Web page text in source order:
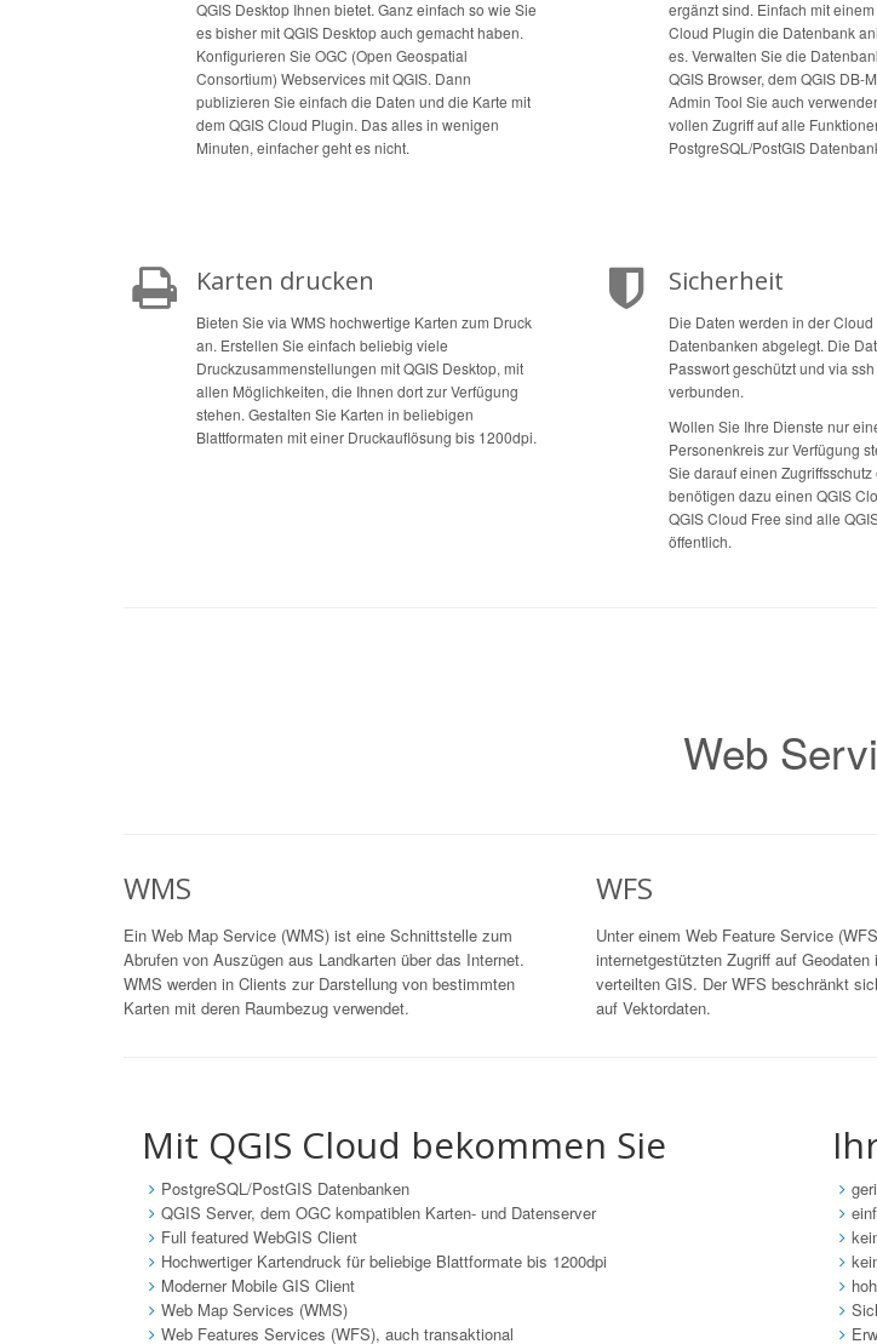
QGIS Desktop Ihnen bietet. Ganz einfach so wie Sie
es bisher mit QGIS Desktop auch gemacht haben.
Konfigurieren Sie OGC (Open Geospatial
Consortium) Webservices mit QGIS. Dann
publizieren Sie einfach die Daten und die Karte mit
dem QGIS Cloud Plugin. Das alles in wenigen
Minuten, einfacher geht es nicht.
ergänzt sind. Einfach mit
Cloud Plugin die Datenbank
es. Verwalten Sie die
QGIS Browser, dem QGIS DB-
Admin Tool Sie auch
vollen Zugriff auf alle
PostgreSQL/PostGIS
Karten drucken
Bieten Sie via WMS hochwertige Karten zum Druck
an. Erstellen Sie einfach beliebig viele
Druckzusammenstellungen mit QGIS Desktop, mit
allen Möglichkeiten, die Ihnen dort zur Verfügung
stehen. Gestalten Sie Karten in beliebigen
Blattformaten mit einer Druckauflösung bis 1200dpi.
Sicherheit
Die Daten werden in der Cloud
Datenbanken abgelegt. Die
Passwort geschützt und via
verbunden.
Wollen Sie Ihre Dienste nur
Personenkreis zur Verfügung
Sie darauf einen Zugriffsschutz
benötigen dazu einen QGIS
QGIS Cloud Free sind alle
öffentlich.
Web
WMS
Ein Web Map Service (WMS) ist eine Schnittstelle zum
Abrufen von Auszügen aus Landkarten über das Internet.
WMS werden in Clients zur Darstellung von bestimmten
Karten mit deren Raumbezug verwendet.
WFS
Unter einem Web Feature Service
internetgestützten Zugriff auf Geodaten
verteilten GIS. Der WFS beschränkt
auf Vektordaten.
Mit QGIS Cloud bekommen Sie
PostgreSQL/PostGIS Datenbanken
QGIS Server, dem OGC kompatiblen Karten- und Datenserver
Full featured WebGIS Client
Hochwertiger Kartendruck für beliebige Blattformate bis 1200dpi
Moderner Mobile GIS Client
Web Map Services (WMS)
Web Features Services (WFS), auch transaktional